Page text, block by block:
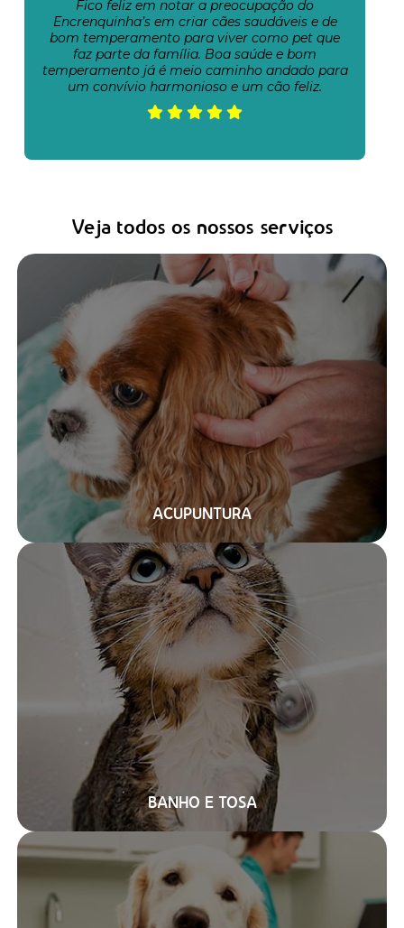
Fico feliz em notar a preocupação do
Encrenquinha’s em criar cães saudáveis e de
bom temperamento para viver como pet que
faz parte da família. Boa saúde e bom
temperamento já é meio caminho andado para
um convívio harmonioso e um cão feliz.
Veja todos os nossos serviços
ACUPUNTURA
BANHO E TOSA